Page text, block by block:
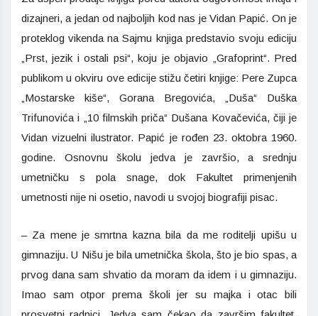
dizajneri, a jedan od najboljih kod nas je Vidan Papić. On je
proteklog vikenda na Sajmu knjiga predstavio svoju ediciju
„Prst, jezik i ostali psi“, koju je objavio „Grafoprint“. Pred
publikom u okviru ove edicije stižu četiri knjige: Pere Zupca
„Mostarske kiše“, Gorana Bregovića, „Duša“ Duška
Trifunovića i „10 filmskih priča“ Dušana Kovačevića, čiji je
Vidan vizuelni ilustrator. Papić je rođen 23. oktobra 1960.
godine. Osnovnu školu jedva je završio, a srednju
umetničku s pola snage, dok Fakultet primenjenih
umetnosti nije ni osetio, navodi u svojoj biografiji pisac.
– Za mene je smrtna kazna bila da me roditelji upišu u
gimnaziju. U Nišu je bila umetnička škola, što je bio spas, a
prvog dana sam shvatio da moram da idem i u gimnaziju.
Imao sam otpor prema školi jer su majka i otac bili